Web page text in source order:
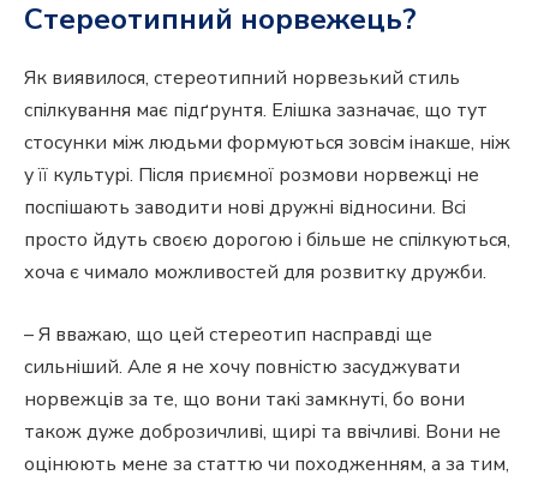
Стереотипний норвежець?
Як виявилося, стереотипний норвезький стиль
спілкування має підґрунтя. Елішка зазначає, що тут
стосунки між людьми формуються зовсім інакше, ніж
у її культурі. Після приємної розмови норвежці не
поспішають заводити нові дружні відносини. Всі
просто йдуть своєю дорогою і більше не спілкуються,
хоча є чимало можливостей для розвитку дружби.
– Я вважаю, що цей стереотип насправді ще
сильніший. Але я не хочу повністю засуджувати
норвежців за те, що вони такі замкнуті, бо вони
також дуже доброзичливі, щирі та ввічливі. Вони не
оцінюють мене за статтю чи походженням, а за тим,